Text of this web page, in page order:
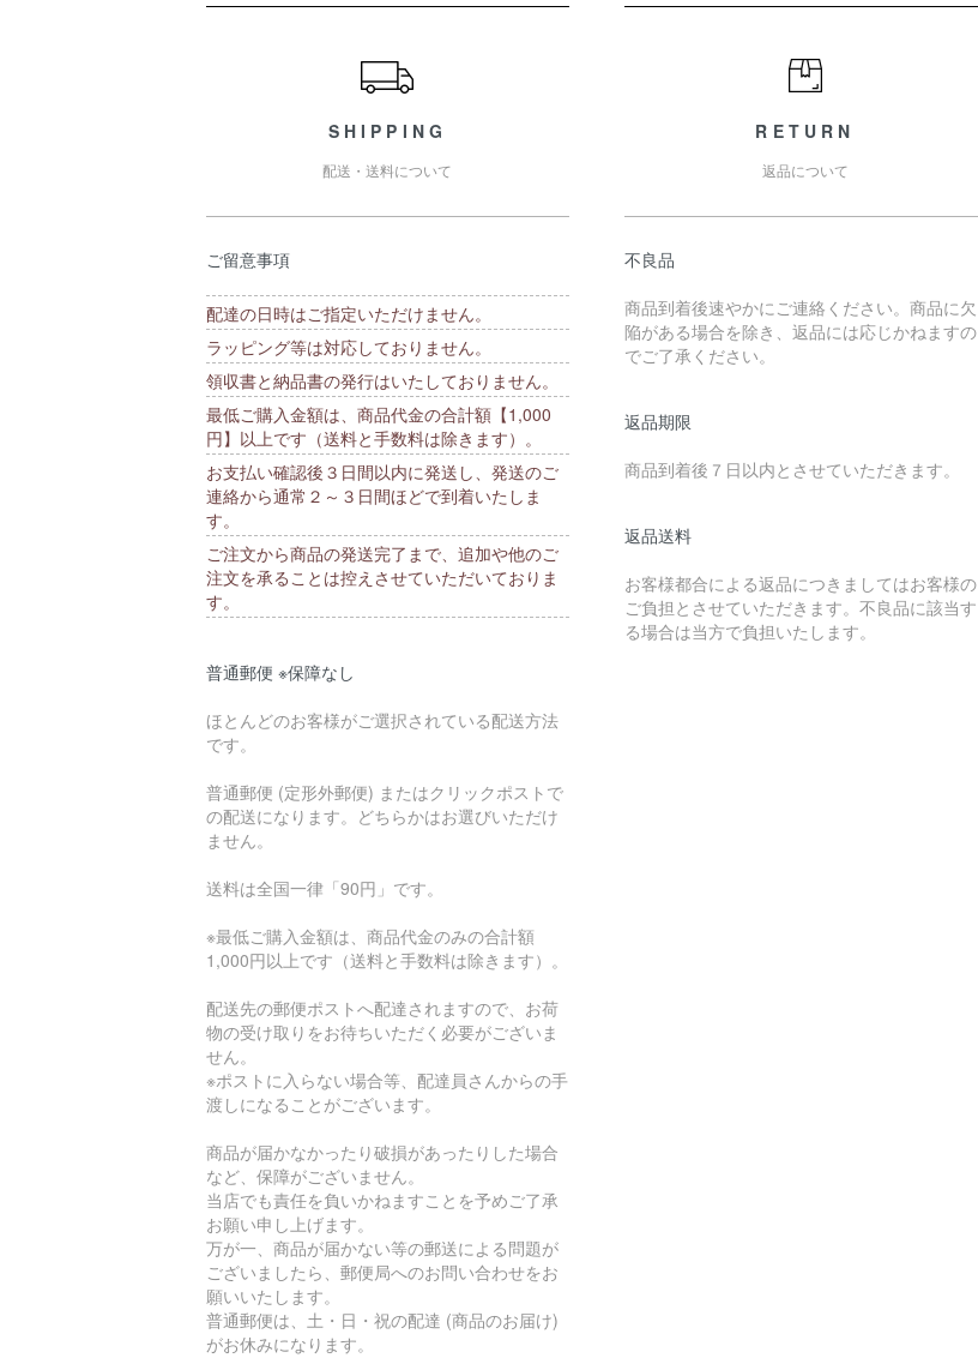
SHIPPING
配送・送料について
ご留意事項
配達の日時はご指定いただけません。
ラッピング等は対応しておりません。
領収書と納品書の発行はいたしておりません。
最低ご購入金額は、商品代金の合計額【1,000
円】以上です（送料と手数料は除きます）。
お支払い確認後３日間以内に発送し、発送のご
連絡から通常２～３日間ほどで到着いたしま
す。
ご注文から商品の発送完了まで、追加や他のご
注文を承ることは控えさせていただいておりま
す。
普通郵便 ※保障なし
ほとんどのお客様がご選択されている配送方法
です。
普通郵便 (定形外郵便) またはクリックポストで
の配送になります。どちらかはお選びいただけ
ません。
送料は全国一律「90円」です。
※最低ご購入金額は、商品代金のみの合計額
1,000円以上です（送料と手数料は除きます）。
配送先の郵便ポストへ配達されますので、お荷
物の受け取りをお待ちいただく必要がございま
せん。
※ポストに入らない場合等、配達員さんからの手
渡しになることがございます。
商品が届かなかったり破損があったりした場合
など、保障がございません。
当店でも責任を負いかねますことを予めご了承
お願い申し上げます。
万が一、商品が届かない等の郵送による問題が
ございましたら、郵便局へのお問い合わせをお
願いいたします。
普通郵便は、土・日・祝の配達 (商品のお届け)
がお休みになります。
RETURN
返品について
不良品
商品到着後速やかにご連絡ください。商品に欠
陥がある場合を除き、返品には応じかねますの
でご了承ください。
返品期限
商品到着後７日以内とさせていただきます。
返品送料
お客様都合による返品につきましてはお客様の
ご負担とさせていただきます。不良品に該当す
る場合は当方で負担いたします。